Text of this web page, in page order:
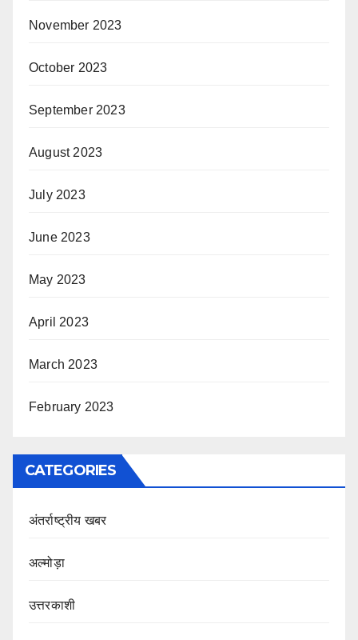
November 2023
October 2023
September 2023
August 2023
July 2023
June 2023
May 2023
April 2023
March 2023
February 2023
CATEGORIES
अंतर्राष्ट्रीय खबर
अल्मोड़ा
उत्तरकाशी